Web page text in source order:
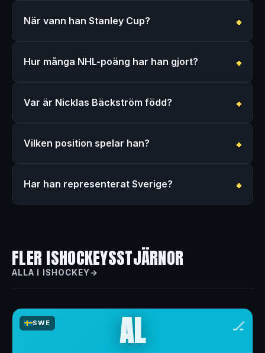
När vann han Stanley Cup?
Hur många NHL-poäng har han gjort?
Var är Nicklas Bäckström född?
Vilken position spelar han?
Har han representerat Sverige?
FLER ISHOCKEYSSTJÄRNOR
ALLA I ISHOCKEY
SWE 🏒
AL